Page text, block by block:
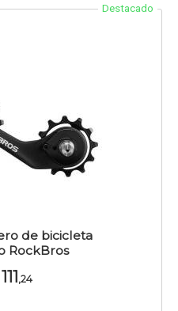
Destacado
de bicicleta
RockBros
111,24